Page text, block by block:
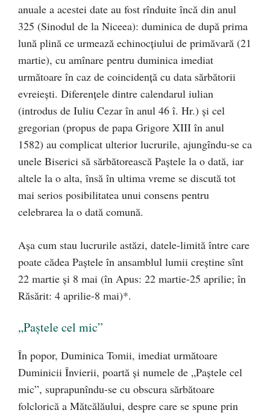
anuale a acestei date au fost rînduite încă din anul
325 (Sinodul de la Niceea): duminica de după prima
lună plină ce urmează echinocţiului de primăvară (21
martie), cu amînare pentru duminica imediat
următoare în caz de coincidenţă cu data sărbătorii
evreieşti. Diferenţele dintre calendarul iulian
(introdus de Iuliu Cezar în anul 46 î. Hr.) şi cel
gregorian (propus de papa Grigore XIII în anul
1582) au complicat ulterior lucrurile, ajungîndu-se ca
unele Biserici să sărbătorească Paştele la o dată, iar
altele la o alta, însă în ultima vreme se discută tot
mai serios posibilitatea unui consens pentru
celebrarea la o dată comună.
Aşa cum stau lucrurile astăzi, datele-limită între care
poate cădea Paştele în ansamblul lumii creştine sînt
22 martie şi 8 mai (în Apus: 22 martie-25 aprilie; în
Răsărit: 4 aprilie-8 mai)*.
„Paştele cel mic”
În popor, Duminica Tomii, imediat următoare
Duminicii Învierii, poartă şi numele de „Paştele cel
mic”, suprapunîndu-se cu obscura sărbătoare
folclorică a Mătcălăului, despre care se spune prin